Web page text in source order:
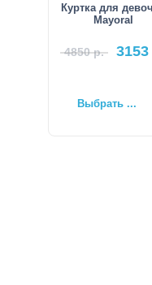
Куртка для
Mayoral
4850р. 3153
Выбрать ...